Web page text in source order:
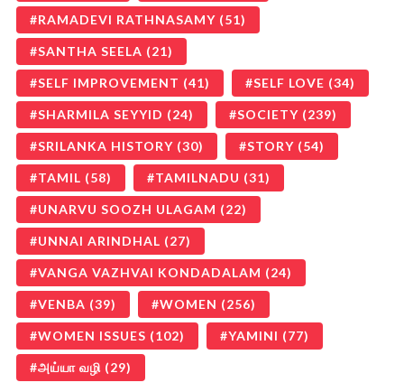
RAMADEVI RATHNASAMY (51)
SANTHA SEELA (21)
SELF IMPROVEMENT (41) SELF LOVE (34)
SHARMILA SEYYID (24) SOCIETY (239)
SRILANKA HISTORY (30) STORY (54)
TAMIL (58) TAMILNADU (31)
UNARVU SOOZH ULAGAM (22)
UNNAI ARINDHAL (27)
VANGA VAZHVAI KONDADALAM (24)
VENBA (39) WOMEN (256)
WOMEN ISSUES (102) YAMINI (77)
அய்யா வழி (29)